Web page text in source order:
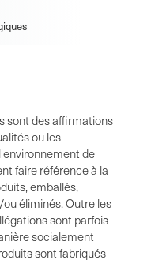
sont des affirmations
ou les
de
faire référence à la
emballés,
éliminés. Outre les
sont parfois
socialement
sont fabriqués